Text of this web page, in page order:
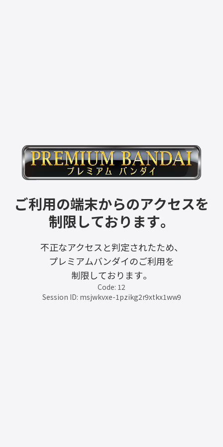
ご利用の端末からのアクセスを
制限しております。
不正なアクセスと判定されたため、
プレミアムバンダイのご利用を
制限しております。
Code: 12
Session ID: msjwkvxe-1pzikg2r9xtkx1ww9